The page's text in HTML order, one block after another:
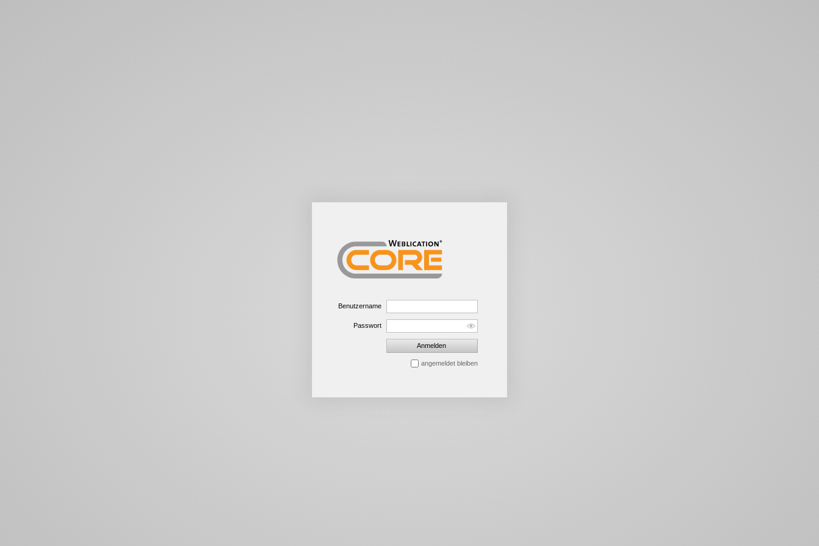
Benutzername
Passwort
Anmelden
angemeldet bleiben